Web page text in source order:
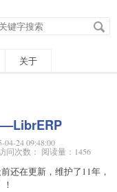
关于
04-24 09:48:00
问次数： 阅读量：1456
还在更新，维护了11年，